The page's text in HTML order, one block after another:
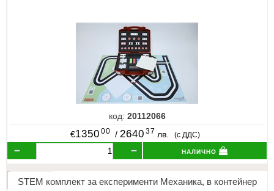
ИЗКУСТВА
СПОРТ
МЕБЕЛИ И ОБОРУДВАНЕ
КАНЦЕЛАРСКИ МАТЕРИАЛИ
КНИГИ И УЧЕБНИЦИ
БДП
НОВИ
код: 20112066
€1350 00 / 2640 37 лв. (с ДДС)
налично
STEM комплект за експерименти Механика, в контейнер